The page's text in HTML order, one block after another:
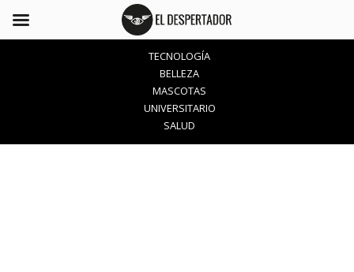
TECNOLOGÍA
BELLEZA
MASCOTAS
UNIVERSITARIO
SALUD